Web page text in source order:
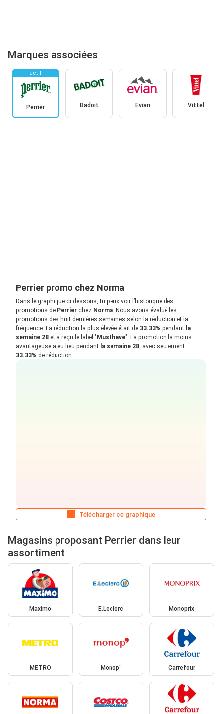
Marques associées
actif
Perrier Badoit Evian Vittel
Perrier promo chez Norma
Dans le graphique ci dessous, tu peux voir l’historique des
promotions de Perrier chez Norma. Nous avons évalué les
promotions des huit dernières semaines selon la réduction et la
fréquence. La réduction la plus élevée était de 33.33% pendant la
semaine 28 et a reçu le label " Musthave". La promotion la moins
avantageuse a eu lieu pendant la semaine 28, avec seulement
33.33% de réduction.
Télécharger ce graphique
Magasins proposant Perrier dans leur
assortiment
Maximo E.Leclerc Monoprix
METRO Monop' Carrefour